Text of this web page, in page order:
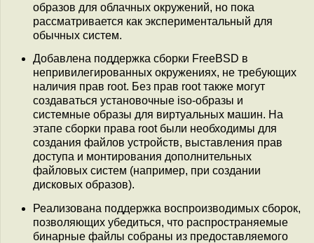
образов для облачных окружений, но пока
рассматривается как экспериментальный для
обычных систем.
Добавлена поддержка сборки FreeBSD в
непривилегированных окружениях, не требующих
наличия прав root. Без прав root также могут
создаваться установочные iso-образы и
системные образы для виртуальных машин. На
этапе сборки права root были необходимы для
создания файлов устройств, выставления прав
доступа и монтирования дополнительных
файловых систем (например, при создании
дисковых образов).
Реализована поддержка воспроизводимых сборок,
позволяющих убедиться, что распространяемые
бинарные файлы собраны из предоставляемого